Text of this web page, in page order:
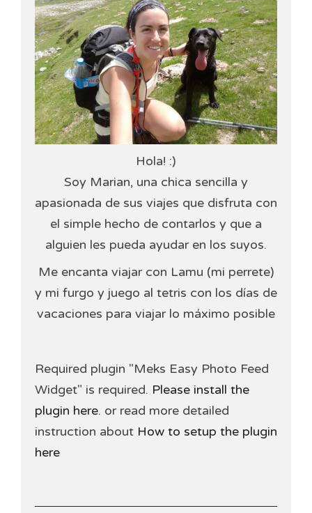
Hola! :)
Soy Marian, una chica sencilla y
apasionada de sus viajes que disfruta con
el simple hecho de contarlos y que a
alguien les pueda ayudar en los suyos.
Me encanta viajar con Lamu (mi perrete)
y mi furgo y juego al tetris con los días de
vacaciones para viajar lo máximo posible
Required plugin "Meks Easy Photo Feed
Widget" is required. Please install the
plugin here. or read more detailed
instruction about How to setup the plugin
here